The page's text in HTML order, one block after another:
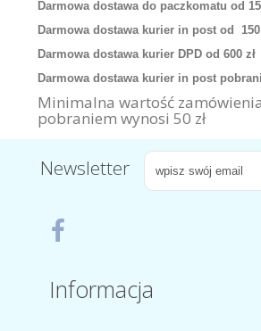
Darmowa dostawa do paczkomatu od
Darmowa dostawa kurier in post od 150
Darmowa dostawa kurier DPD od 600 zł
Darmowa dostawa kurier in post
Minimalna wartość
pobraniem wynosi 50 zł
Newsletter
Informacja